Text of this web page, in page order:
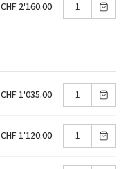
CHF 2'160.00
CHF 1'035.00
CHF 1'120.00